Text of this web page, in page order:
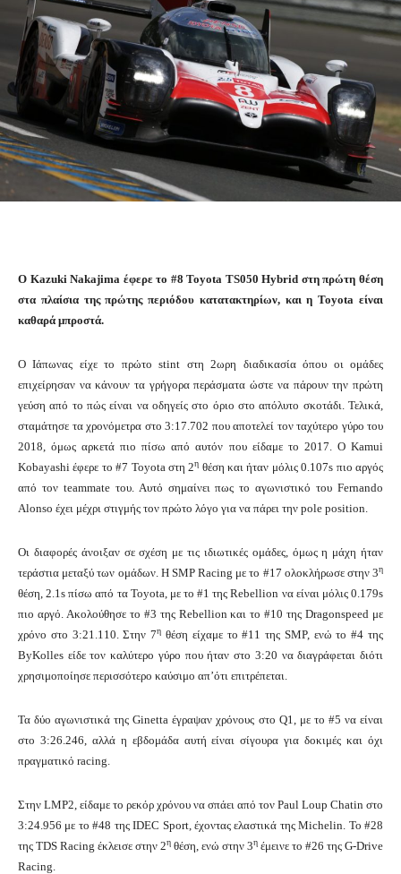
O Kazuki Nakajima έφερε το #8 Toyota TS050 Hybrid στη πρώτη θέση
στα πλαίσια της πρώτης περιόδου κατατακτηρίων, και η Toyota είναι
καθαρά μπροστά.
Ο Ιάπωνας είχε το πρώτο stint στη 2ωρη διαδικασία όπου οι ομάδες
επιχείρησαν να κάνουν τα γρήγορα περάσματα ώστε να πάρουν την πρώτη
γεύση από το πώς είναι να οδηγείς στο όριο στο απόλυτο σκοτάδι. Τελικά,
σταμάτησε τα χρονόμετρα στο 3:17.702 που αποτελεί τον ταχύτερο γύρο του
2018, όμως αρκετά πιο πίσω από αυτόν που είδαμε το 2017. Ο Kamui
Kobayashi έφερε το #7 Toyota στη 2η θέση και ήταν μόλις 0.107s πιο αργός
από τον teammate του. Αυτό σημαίνει πως το αγωνιστικό του Fernando
Alonso έχει μέχρι στιγμής τον πρώτο λόγο για να πάρει την pole position.
Οι διαφορές άνοιξαν σε σχέση με τις ιδιωτικές ομάδες, όμως η μάχη ήταν
τεράστια μεταξύ των ομάδων. Η SMP Racing με το #17 ολοκλήρωσε στην 3η
θέση, 2.1s πίσω από τα Toyota, με το #1 της Rebellion να είναι μόλις 0.179s
πιο αργό. Ακολούθησε το #3 της Rebellion και το #10 της Dragonspeed με
χρόνο στο 3:21.110. Στην 7η θέση είχαμε το #11 της SMP, ενώ το #4 της
ByKolles είδε τον καλύτερο γύρο που ήταν στο 3:20 να διαγράφεται διότι
χρησιμοποίησε περισσότερο καύσιμο απ’ότι επιτρέπεται.
Τα δύο αγωνιστικά της Ginetta έγραψαν χρόνους στο Q1, με το #5 να είναι
στο 3:26.246, αλλά η εβδομάδα αυτή είναι σίγουρα για δοκιμές και όχι
πραγματικό racing.
Στην LMP2, είδαμε το ρεκόρ χρόνου να σπάει από τον Paul Loup Chatin στο
3:24.956 με το #48 της IDEC Sport, έχοντας ελαστικά της Michelin. To #28
της TDS Racing έκλεισε στην 2η θέση, ενώ στην 3η έμεινε το #26 της G-Drive
Racing.